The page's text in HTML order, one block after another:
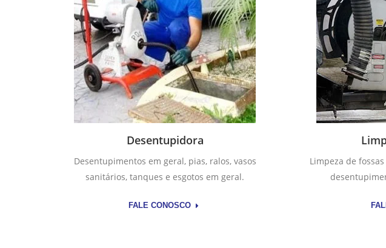
Desentupidora
Desentupimentos em geral, pias, ralos, vasos
sanitários, tanques e esgotos em geral.
FALE CONOSCO
Limpeza de